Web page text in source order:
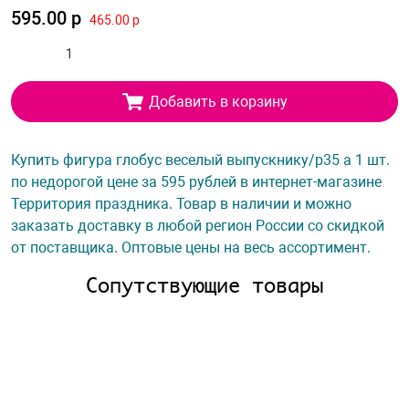
595.00 р 465.00 р
Добавить в корзину
Купить фигура глобус веселый выпускнику/p35 а 1 шт.
по недорогой цене за 595 рублей в интернет-магазине
Территория праздника. Товар в наличии и можно
заказать доставку в любой регион России со скидкой
от поставщика. Оптовые цены на весь ассортимент.
Сопутствующие товары